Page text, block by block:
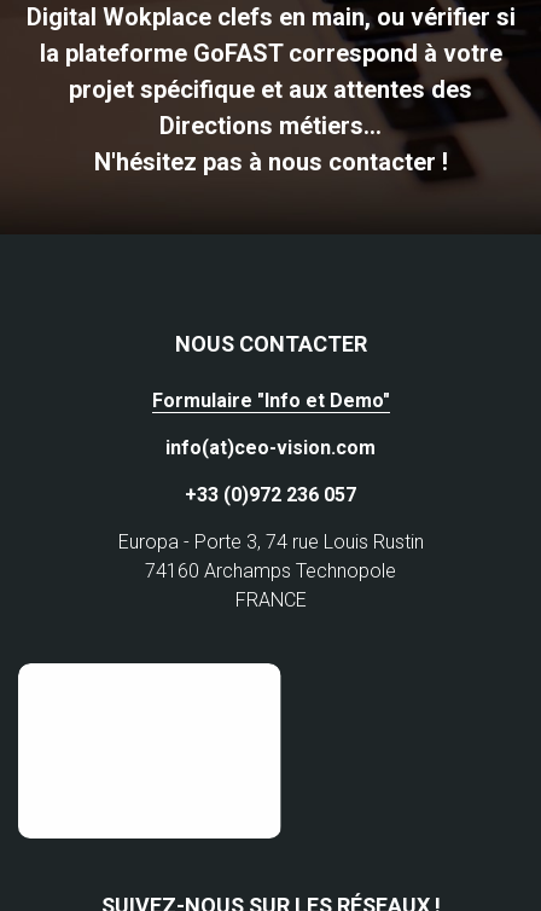
Digital Wokplace clefs en main, ou vérifier si
la plateforme GoFAST correspond à votre
projet spécifique et aux attentes des
Directions métiers...
N'hésitez pas à nous contacter !
NOUS CONTACTER
Formulaire "Info et Demo"
info(at)ceo-vision.com
+33 (0)972 236 057
Europa - Porte 3, 74 rue Louis Rustin
74160 Archamps Technopole
FRANCE
SUIVEZ-NOUS SUR LES RÉSEAUX !